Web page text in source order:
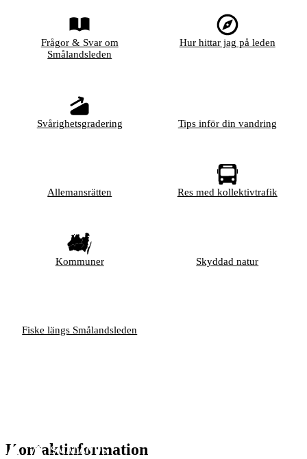
Frågor & Svar om
Smålandsleden
Hur hittar jag på leden
Svårighetsgradering Tips inför din vandring
Allemansrätten Res med kollektivtrafik
Kommuner Skyddad natur
Fiske längs Smålandsleden
Kontaktinformation